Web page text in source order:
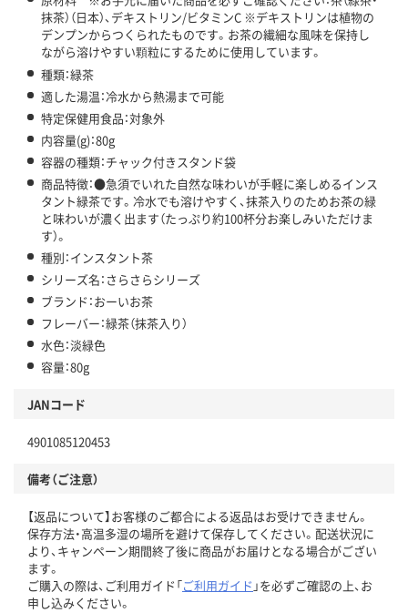
抹茶）（日本）、デキストリン/ビタミンC ※デキストリンは植物の
デンプンからつくられたものです。お茶の繊細な風味を保持し
ながら溶けやすい顆粒にするために使用しています。
種類：緑茶
適した湯温：冷水から熱湯まで可能
特定保健用食品：対象外
内容量(g)：80g
容器の種類：チャック付きスタンド袋
商品特徴：●急須でいれた自然な味わいが手軽に楽しめるインス
タント緑茶です。冷水でも溶けやすく、抹茶入りのためお茶の緑
と味わいが濃く出ます（たっぷり約100杯分お楽しみいただけま
す）。
種別：インスタント茶
シリーズ名：さらさらシリーズ
ブランド：おーいお茶
フレーバー：緑茶（抹茶入り）
水色：淡緑色
容量：80g
JANコード
4901085120453
備考（ご注意）
【返品について】お客様のご都合による返品はお受けできません。
保存方法・高温多湿の場所を避けて保存してください。配送状況に
より、キャンペーン期間終了後に商品がお届けとなる場合がござい
ます。
ご購入の際は、ご利用ガイド「ご利用ガイド 」を必ずご確認の上、お
申し込みください。